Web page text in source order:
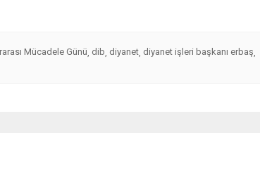
Mücadele Günü, dib, diyanet, diyanet işleri başkanı erbaş,